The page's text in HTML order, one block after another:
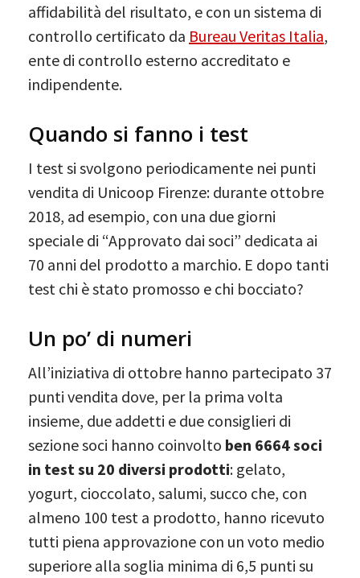
affidabilità del risultato, e con un sistema di
controllo certificato da Bureau Veritas Italia,
ente di controllo esterno accreditato e
indipendente.
Quando si fanno i test
I test si svolgono periodicamente nei punti
vendita di Unicoop Firenze: durante ottobre
2018, ad esempio, con una due giorni
speciale di “Approvato dai soci” dedicata ai
70 anni del prodotto a marchio. E dopo tanti
test chi è stato promosso e chi bocciato?
Un po’ di numeri
All’iniziativa di ottobre hanno partecipato 37
punti vendita dove, per la prima volta
insieme, due addetti e due consiglieri di
sezione soci hanno coinvolto ben 6664 soci
in test su 20 diversi prodotti: gelato,
yogurt, cioccolato, salumi, succo che, con
almeno 100 test a prodotto, hanno ricevuto
tutti piena approvazione con un voto medio
superiore alla soglia minima di 6,5 punti su